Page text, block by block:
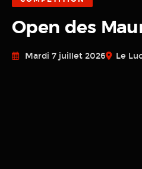
Open des
Mardi 7 juillet 2026 Le